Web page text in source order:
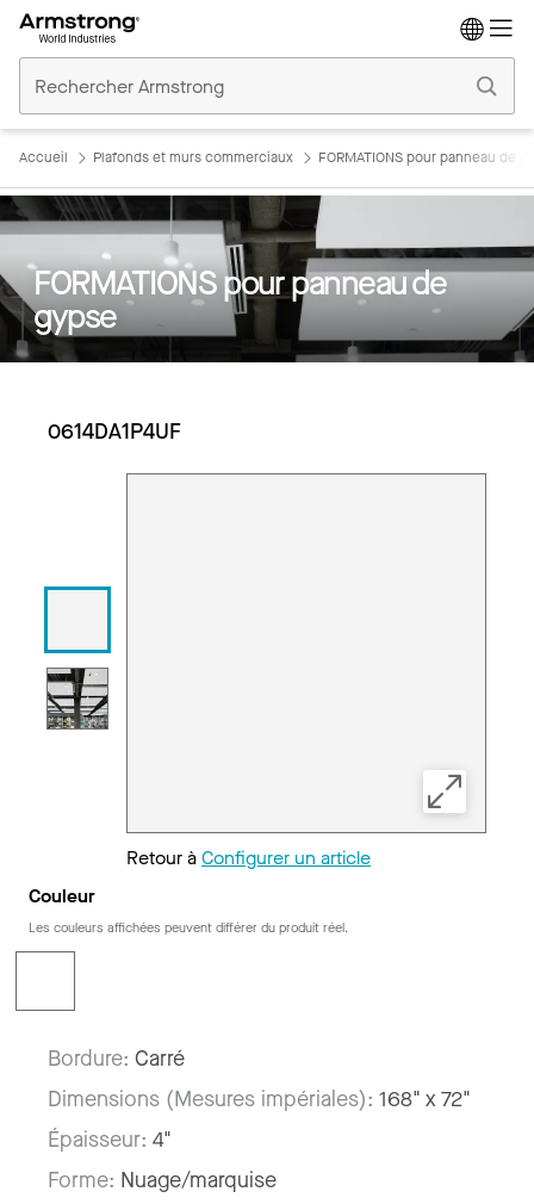
Plafonds
Commerciaux
Accueil Plafonds et murs commerciaux FORMATIONS pour panneau de
FORMATIONS pour panneau de
gypse
0614DA1P4UF
Retour àConfigurer un article
Couleur
Les couleurs affichées peuvent différer du produit réel.
Bordure: Carré
Dimensions (Mesures impériales): 168" x 72"
Épaisseur: 4"
Forme: Nuage/marquise